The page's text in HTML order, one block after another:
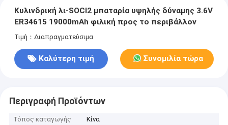
Κυλινδρική λι-SOCl2 μπαταρία υψηλής δύναμης 3.6V
ER34615 19000mAh φιλική προς το περιβάλλον
Τιμή：Διαπραγματεύσιμα
Καλύτερη τιμή Συνομιλία τώρα
Περιγραφή Προϊόντων
Τόπος καταγωγής
Κίνα